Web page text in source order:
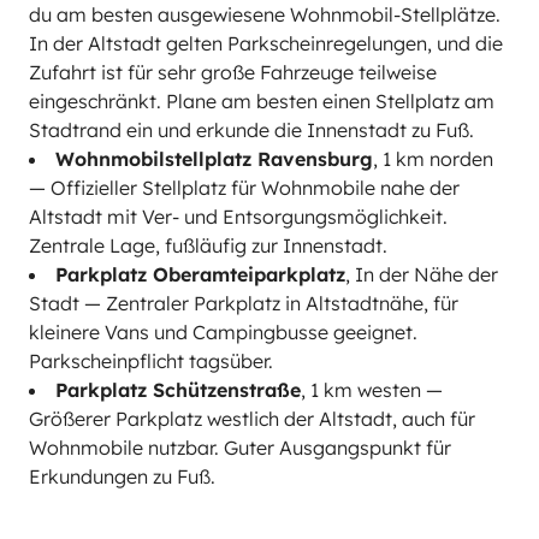
du am besten ausgewiesene Wohnmobil-Stellplätze.
In der Altstadt gelten Parkscheinregelungen, und die
Zufahrt ist für sehr große Fahrzeuge teilweise
eingeschränkt. Plane am besten einen Stellplatz am
Stadtrand ein und erkunde die Innenstadt zu Fuß.
Wohnmobilstellplatz Ravensburg, 1 km norden
— Offizieller Stellplatz für Wohnmobile nahe der
Altstadt mit Ver- und Entsorgungsmöglichkeit.
Zentrale Lage, fußläufig zur Innenstadt.
Parkplatz Oberamteiparkplatz, In der Nähe der
Stadt — Zentraler Parkplatz in Altstadtnähe, für
kleinere Vans und Campingbusse geeignet.
Parkscheinpflicht tagsüber.
Parkplatz Schützenstraße, 1 km westen —
Größerer Parkplatz westlich der Altstadt, auch für
Wohnmobile nutzbar. Guter Ausgangspunkt für
Erkundungen zu Fuß.